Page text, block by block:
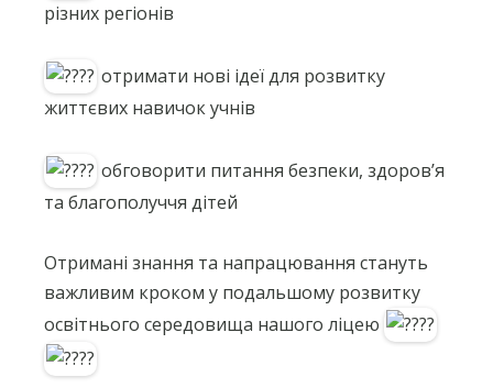
різних регіонів
отримати нові ідеї для розвитку
життєвих навичок учнів
обговорити питання безпеки, здоров’я
та благополуччя дітей
Отримані знання та напрацювання стануть
важливим кроком у подальшому розвитку
освітнього середовища нашого ліцею